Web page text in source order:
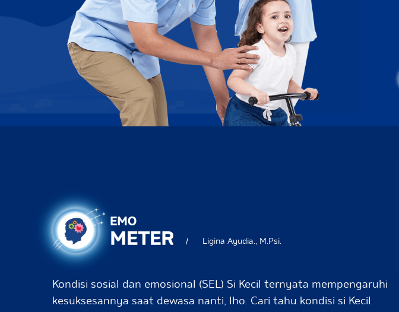
/ Ligina Ayudia., M.Psi.
Kondisi sosial dan emosional (SEL) Si Kecil ternyata mempengaruhi
kesuksesannya saat dewasa nanti, lho. Cari tahu kondisi si Kecil